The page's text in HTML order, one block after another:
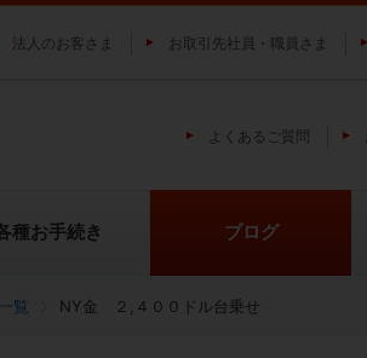
覧 NY金 ２,４００ドル台乗せ
法人のお客さま お取引先社員・職員さま
よくあるご質問
種お手続き ブログ